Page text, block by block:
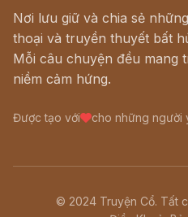
Nơi lưu giữ và chia sẻ
thoại và truyền thuyết bất
Mỗi câu chuyện đều mang
niềm cảm hứng.
Được tạo với cho những người
© 2024 Truyện Cổ. Tất